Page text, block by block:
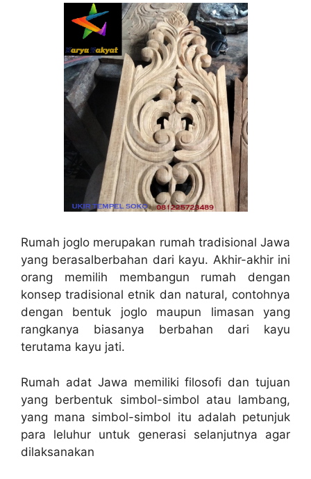
Rumah joglo merupakan rumah tradisional Jawa
yang berasalberbahan dari kayu. Akhir-akhir ini
orang memilih membangun rumah dengan
konsep tradisional etnik dan natural, contohnya
dengan bentuk joglo maupun limasan yang
rangkanya biasanya berbahan dari kayu
terutama kayu jati.
Rumah adat Jawa memiliki filosofi dan tujuan
yang berbentuk simbol-simbol atau lambang,
yang mana simbol-simbol itu adalah petunjuk
para leluhur untuk generasi selanjutnya agar
dilaksanakan